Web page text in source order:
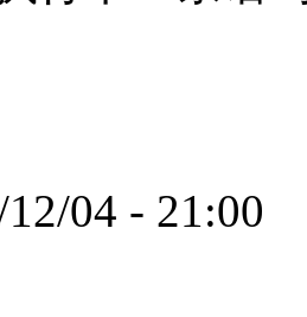
04 - 21:00